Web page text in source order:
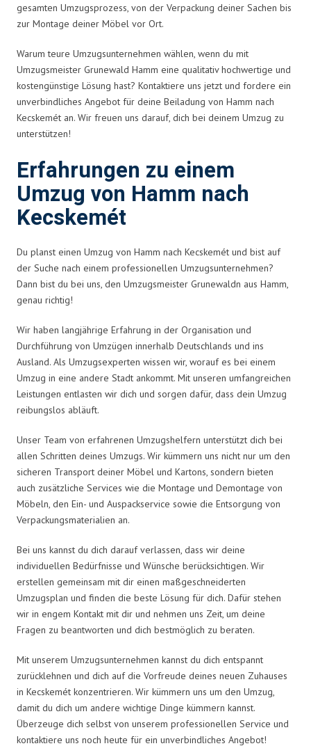
gesamten Umzugsprozess, von der Verpackung deiner Sachen bis
zur Montage deiner Möbel vor Ort.
Warum teure Umzugsunternehmen wählen, wenn du mit
Umzugsmeister Grunewald Hamm eine qualitativ hochwertige und
kostengünstige Lösung hast? Kontaktiere uns jetzt und fordere ein
unverbindliches Angebot für deine Beiladung von Hamm nach
Kecskemét an. Wir freuen uns darauf, dich bei deinem Umzug zu
unterstützen!
Erfahrungen zu einem
Umzug von Hamm nach
Kecskemét
Du planst einen Umzug von Hamm nach Kecskemét und bist auf
der Suche nach einem professionellen Umzugsunternehmen?
Dann bist du bei uns, den Umzugsmeister Grunewaldn aus Hamm,
genau richtig!
Wir haben langjährige Erfahrung in der Organisation und
Durchführung von Umzügen innerhalb Deutschlands und ins
Ausland. Als Umzugsexperten wissen wir, worauf es bei einem
Umzug in eine andere Stadt ankommt. Mit unseren umfangreichen
Leistungen entlasten wir dich und sorgen dafür, dass dein Umzug
reibungslos abläuft.
Unser Team von erfahrenen Umzugshelfern unterstützt dich bei
allen Schritten deines Umzugs. Wir kümmern uns nicht nur um den
sicheren Transport deiner Möbel und Kartons, sondern bieten
auch zusätzliche Services wie die Montage und Demontage von
Möbeln, den Ein- und Auspackservice sowie die Entsorgung von
Verpackungsmaterialien an.
Bei uns kannst du dich darauf verlassen, dass wir deine
individuellen Bedürfnisse und Wünsche berücksichtigen. Wir
erstellen gemeinsam mit dir einen maßgeschneiderten
Umzugsplan und finden die beste Lösung für dich. Dafür stehen
wir in engem Kontakt mit dir und nehmen uns Zeit, um deine
Fragen zu beantworten und dich bestmöglich zu beraten.
Mit unserem Umzugsunternehmen kannst du dich entspannt
zurücklehnen und dich auf die Vorfreude deines neuen Zuhauses
in Kecskemét konzentrieren. Wir kümmern uns um den Umzug,
damit du dich um andere wichtige Dinge kümmern kannst.
Überzeuge dich selbst von unserem professionellen Service und
kontaktiere uns noch heute für ein unverbindliches Angebot!